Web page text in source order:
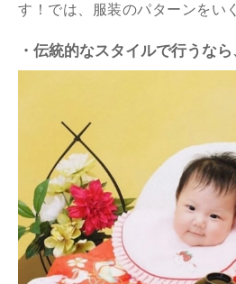
す！では、服装のパターンをい
・伝統的なスタイルで行うな